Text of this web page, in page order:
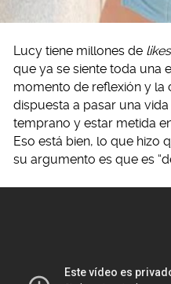
Lucy tiene millones de likes
que ya se siente toda una
momento de reflexión y la
dispuesta a pasar una
temprano y estar metida
Eso está bien, lo que hizo
su argumento es que es